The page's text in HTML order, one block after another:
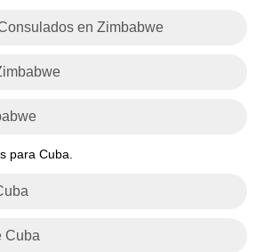
en Zimbabwe
para Cuba.
Cuba